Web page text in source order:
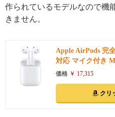
作られているモデルなので機
きません。
Apple AirPods 完
対応 マイク付き
価格 ￥ 17,315
クリ